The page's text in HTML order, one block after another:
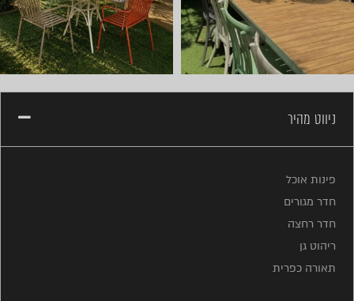
ניווט מהיר
פינות אוכל
חדר מגורים
חדר רחצה
ריהוט גן
תאורה כפרית